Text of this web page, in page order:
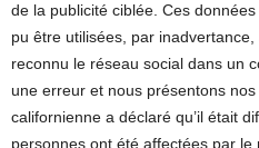
de la publicité ciblée. Ces
pu être utilisées, par
reconnu le réseau social dans un
une erreur et nous présentons nos
californienne a déclaré qu’il était
personnes ont été affectées par